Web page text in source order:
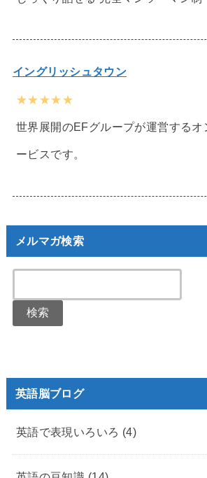
イングリッシュタウン
★★★★★
世界展開のEFグループが運営するオ
ービスです。
メルマガ検索
英語脳ブログ
英語で表現いろいろ (4)